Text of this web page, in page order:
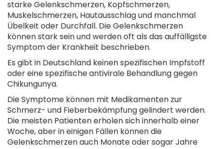
starke Gelenkschmerzen, Kopfschmerzen,
Muskelschmerzen, Hautausschlag und manchmal
Übelkeit oder Durchfall. Die Gelenkschmerzen
können stark sein und werden oft als das auffälligste
Symptom der Krankheit beschrieben.
Es gibt in Deutschland keinen spezifischen Impfstoff
oder eine spezifische antivirale Behandlung gegen
Chikungunya.
Die Symptome können mit Medikamenten zur
Schmerz- und Fieberbekämpfung gelindert werden.
Die meisten Patienten erholen sich innerhalb einer
Woche, aber in einigen Fällen können die
Gelenkschmerzen auch Monate oder sogar Jahre